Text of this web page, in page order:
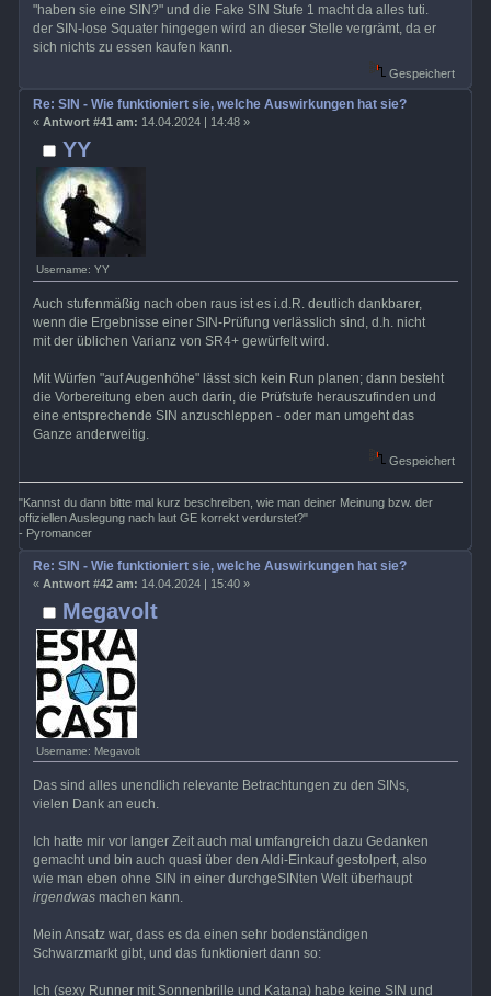
"haben sie eine SIN?" und die Fake SIN Stufe 1 macht da alles tuti.
der SIN-lose Squater hingegen wird an dieser Stelle vergrämt, da er
sich nichts zu essen kaufen kann.
Gespeichert
YY
Username: YY
Re: SIN - Wie funktioniert sie, welche Auswirkungen hat sie?
« Antwort #41 am: 14.04.2024 | 14:48 »
Auch stufenmäßig nach oben raus ist es i.d.R. deutlich dankbarer,
wenn die Ergebnisse einer SIN-Prüfung verlässlich sind, d.h. nicht
mit der üblichen Varianz von SR4+ gewürfelt wird.
Mit Würfen "auf Augenhöhe" lässt sich kein Run planen; dann besteht
die Vorbereitung eben auch darin, die Prüfstufe herauszufinden und
eine entsprechende SIN anzuschleppen - oder man umgeht das
Ganze anderweitig.
Gespeichert
"Kannst du dann bitte mal kurz beschreiben, wie man deiner Meinung bzw. der
offiziellen Auslegung nach laut GE korrekt verdurstet?"
- Pyromancer
Megavolt
Username: Megavolt
Re: SIN - Wie funktioniert sie, welche Auswirkungen hat sie?
« Antwort #42 am: 14.04.2024 | 15:40 »
Das sind alles unendlich relevante Betrachtungen zu den SINs,
vielen Dank an euch.
Ich hatte mir vor langer Zeit auch mal umfangreich dazu Gedanken
gemacht und bin auch quasi über den Aldi-Einkauf gestolpert, also
wie man eben ohne SIN in einer durchgeSINten Welt überhaupt
irgendwas machen kann.
Mein Ansatz war, dass es da einen sehr bodenständigen
Schwarzmarkt gibt, und das funktioniert dann so:
Ich (sexy Runner mit Sonnenbrille und Katana) habe keine SIN und